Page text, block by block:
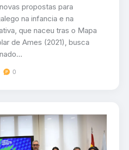
propostas para
na infancia e na
que naceu tras o Mapa
de Ames (2021), busca
0